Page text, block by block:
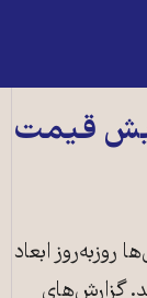
قیمت
روزبه‌روز ابعاد
گزارش‌های